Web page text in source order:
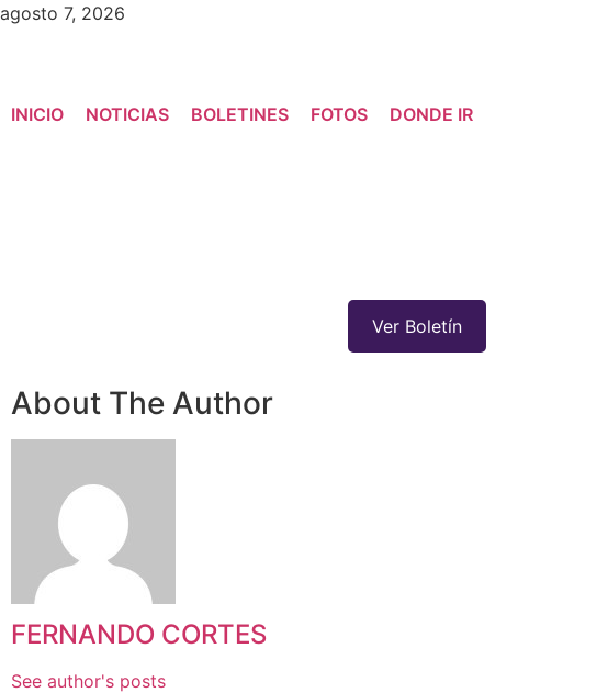
agosto 7, 2026
INICIO NOTICIAS BOLETINES FOTOS DONDE IR
Ver Boletín
About The Author
FERNANDO CORTES
See author's posts